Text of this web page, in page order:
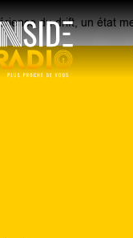
du drift, un état